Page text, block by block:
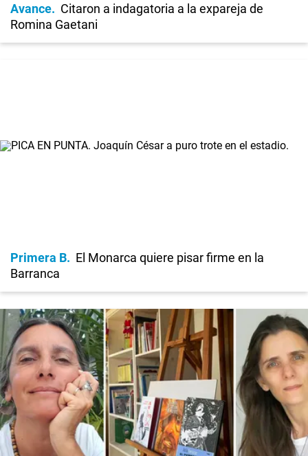
Avance
Citaron a indagatoria a la expareja de
Romina Gaetani
Primera B
El Monarca quiere pisar firme en la
Barranca